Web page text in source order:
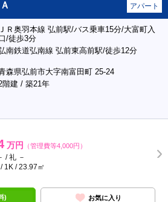
アパート
ＪＲ奥羽本線 弘前駅/バス乗車15分/大富町入
/徒歩3分
南鉄道弘南線 弘前東高前駅/徒歩12分
森県弘前市大字南富田町 25-24
階建 / 築21年
万円 （管理費等4,000円）
/ 礼 －
1K / 23.97㎡
) お気に入り